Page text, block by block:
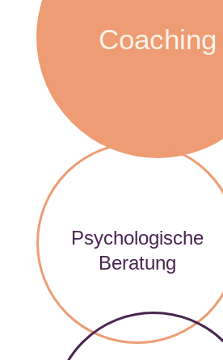
Coaching
Psychologische
Beratung